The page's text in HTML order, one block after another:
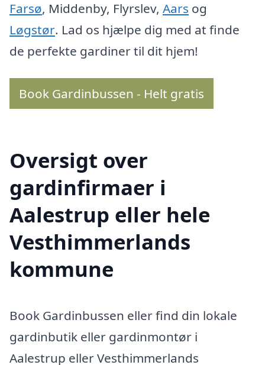
Farsø, Middenby, Flyrslev, Aars og
Løgstør. Lad os hjælpe dig med at finde
de perfekte gardiner til dit hjem!
Book Gardinbussen - Helt gratis
Oversigt over
gardinfirmaer i
Aalestrup eller hele
Vesthimmerlands
kommune
Book Gardinbussen eller find din lokale
gardinbutik eller gardinmontør i
Aalestrup eller Vesthimmerlands